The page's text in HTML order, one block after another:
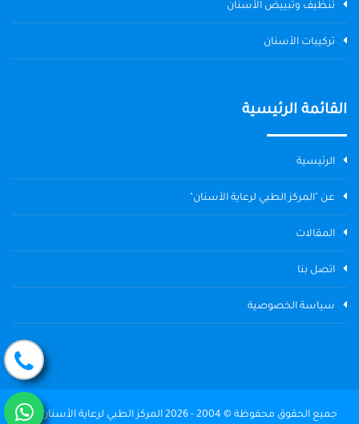
تنظيف وتبييض الأسنان
تركيبات الأسنان
القائمة الرئيسية
الرئيسية
عن "المركز الطبي لرعاية الأسنان"
المقالات
اتصل بنا
سياسة الخصوصية
جميع الحقوق محفوظة © 2004 - 2026 المركز الطبي لرعاية الأسنان The